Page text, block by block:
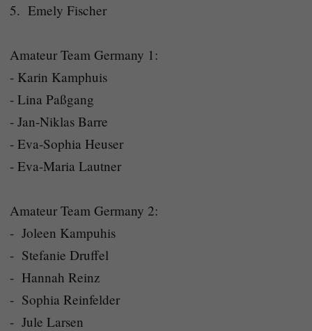
5. Emely Fischer
Amateur Team Germany 1:
- Karin Kamphuis
- Lina Paßgang
- Jan-Niklas Barre
- Eva-Sophia Heuser
- Eva-Maria Lautner
Amateur Team Germany 2:
- Joleen Kampuhis
- Stefanie Druffel
- Hannah Reinz
- Sophia Reinfelder
- Jule Larsen